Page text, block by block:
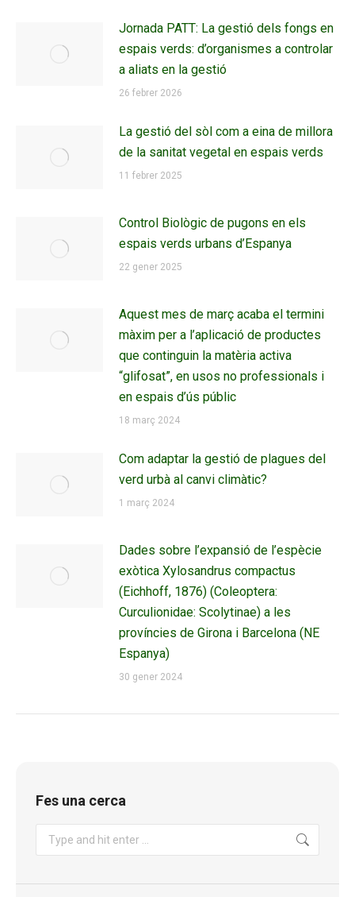
Jornada PATT: La gestió dels fongs en
espais verds: d’organismes a controlar
a aliats en la gestió
26 febrer 2026
La gestió del sòl com a eina de millora
de la sanitat vegetal en espais verds
11 febrer 2025
Control Biològic de pugons en els
espais verds urbans d’Espanya
22 gener 2025
Aquest mes de març acaba el termini
màxim per a l’aplicació de productes
que continguin la matèria activa
“glifosat”, en usos no professionals i
en espais d’ús públic
18 març 2024
Com adaptar la gestió de plagues del
verd urbà al canvi climàtic?
1 març 2024
Dades sobre l’expansió de l’espècie
exòtica Xylosandrus compactus
(Eichhoff, 1876) (Coleoptera:
Curculionidae: Scolytinae) a les
províncies de Girona i Barcelona (NE
Espanya)
30 gener 2024
Fes una cerca
Search: